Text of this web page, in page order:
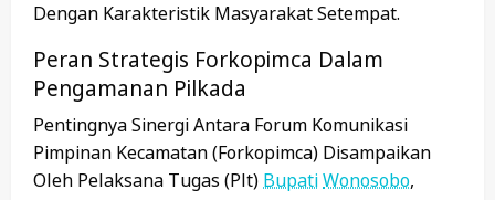
Dengan Karakteristik Masyarakat Setempat.
Peran Strategis Forkopimca Dalam
Pengamanan Pilkada
Pentingnya Sinergi Antara Forum Komunikasi
Pimpinan Kecamatan (Forkopimca) Disampaikan
Oleh Pelaksana Tugas (Plt) BupatiWonosobo,